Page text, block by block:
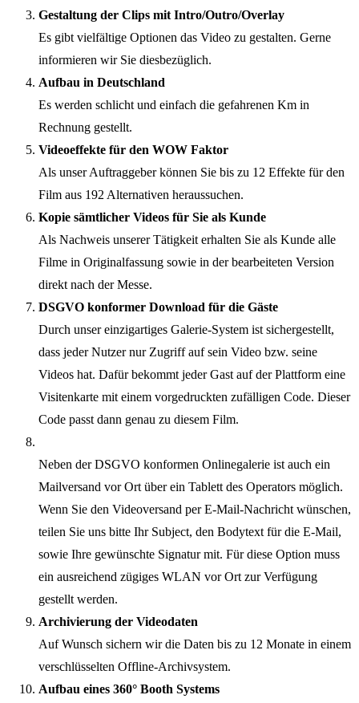
Gestaltung der Clips mit Intro/Outro/Overlay
Es gibt vielfältige Optionen das Video zu gestalten. Gerne
informieren wir Sie diesbezüglich.
Aufbau in Deutschland
Es werden schlicht und einfach die gefahrenen Km in
Rechnung gestellt.
Videoeffekte für den WOW Faktor
Als unser Auftraggeber können Sie bis zu 12 Effekte für den
Film aus 192 Alternativen heraussuchen.
Kopie sämtlicher Videos für Sie als Kunde
Als Nachweis unserer Tätigkeit erhalten Sie als Kunde alle
Filme in Originalfassung sowie in der bearbeiteten Version
direkt nach der Messe.
DSGVO konformer Download für die Gäste
Durch unser einzigartiges Galerie-System ist sichergestellt,
dass jeder Nutzer nur Zugriff auf sein Video bzw. seine
Videos hat. Dafür bekommt jeder Gast auf der Plattform eine
Visitenkarte mit einem vorgedruckten zufälligen Code. Dieser
Code passt dann genau zu diesem Film.
Neben der DSGVO konformen Onlinegalerie ist auch ein
Mailversand vor Ort über ein Tablett des Operators möglich.
Wenn Sie den Videoversand per E-Mail-Nachricht wünschen,
teilen Sie uns bitte Ihr Subject, den Bodytext für die E-Mail,
sowie Ihre gewünschte Signatur mit. Für diese Option muss
ein ausreichend zügiges WLAN vor Ort zur Verfügung
gestellt werden.
Archivierung der Videodaten
Auf Wunsch sichern wir die Daten bis zu 12 Monate in einem
verschlüsselten Offline-Archivsystem.
Aufbau eines 360° Booth Systems